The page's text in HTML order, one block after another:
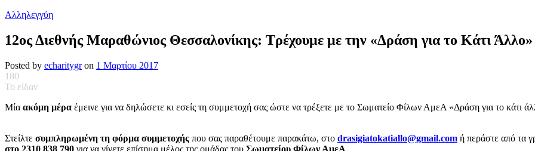
Αλληλεγγύη
12ος Διεθνής Μαραθώνιος Θεσσαλονίκης: Τρέχουμε με την «Δράση για το Κάτι Άλλο»
Posted by echaritygron 1 Μαρτίου 2017
180
Το είδαν
Μία ακόμη μέρα έμεινε για να δηλώσετε κι εσείς τη συμμετοχή σας ώστε να τρέξετε με το Σωματείο Φίλων ΑμεΑ «Δράση για το κάτι
Στείλτε συμπληρωμένη τη φόρμα συμμετοχής που σας παραθέτουμε παρακάτω, στο drasigiatokatiallo@gmail.com ή περάστε από τα
στο 2310 838 790 για να γίνετε επίσημα μέλος της ομάδας του Σωματείου Φίλων ΑμεΑ.